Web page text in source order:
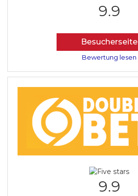
9.9
Besucherseite
Bewertung lesen
9.9